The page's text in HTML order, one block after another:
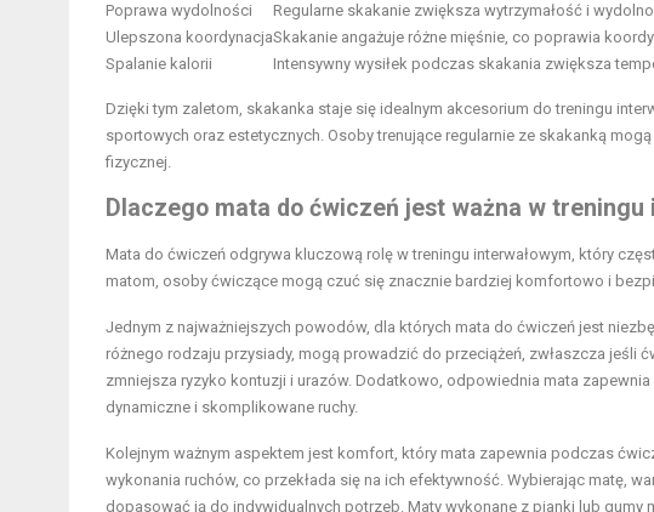
Poprawa wydolności
Regularne skakanie zwiększa wytrzymałość i
Ulepszona koordynacjaSkakanie angażuje różne mięśnie, co poprawia
Spalanie kalorii
Intensywny wysiłek podczas skakania zwiększa
Dzięki tym zaletom, skakanka staje się idealnym akcesorium do treningu
sportowych oraz estetycznych. Osoby trenujące regularnie ze skakanką
fizycznej.
Dlaczego mata do ćwiczeń jest ważna w treningu
Mata do ćwiczeń odgrywa kluczową rolę w treningu interwałowym, który
matom, osoby ćwiczące mogą czuć się znacznie bardziej komfortowo i
Jednym z najważniejszych powodów, dla których mata do ćwiczeń jest
różnego rodzaju przysiady, mogą prowadzić do przeciążeń, zwłaszcza jeśli
zmniejsza ryzyko kontuzji i urazów. Dodatkowo, odpowiednia mata
dynamiczne i skomplikowane ruchy.
Kolejnym ważnym aspektem jest komfort, który mata zapewnia podczas
wykonania ruchów, co przekłada się na ich efektywność. Wybierając matę,
dopasować ją do indywidualnych potrzeb. Maty wykonane z pianki lub